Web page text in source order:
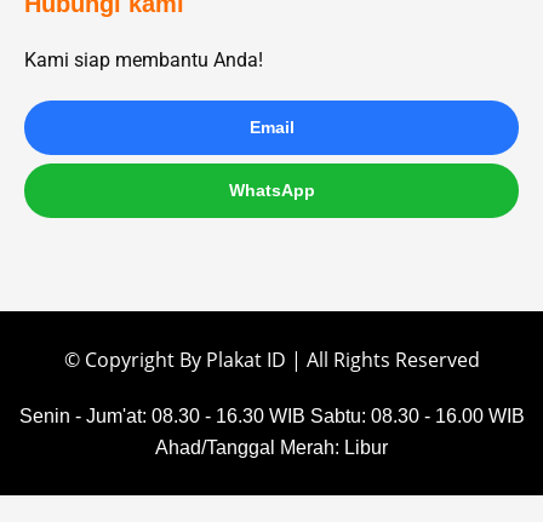
Kami siap membantu Anda!
Email
WhatsApp
© Copyright By Plakat ID | All Rights Reserved
Senin - Jum'at: 08.30 - 16.30 WIB Sabtu: 08.30 - 16.00 WIB
Ahad/Tanggal Merah: Libur